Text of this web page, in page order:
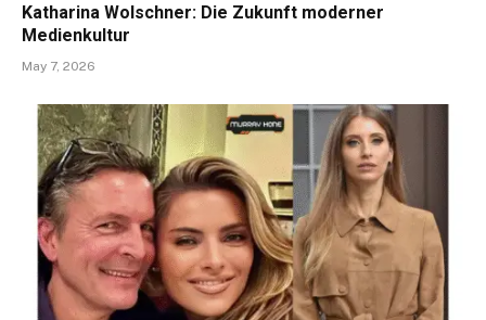
Katharina Wolschner: Die Zukunft moderner
Medienkultur
May 7, 2026